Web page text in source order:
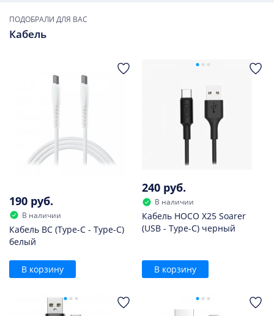
ПОДОБРАЛИ ДЛЯ ВАС
Кабель
190 руб.
В наличии
Кабель BC (Type-C - Type-C)
белый
В корзину
240 руб.
В наличии
Кабель HOCO X25 Soarer
(USB - Type-C) черный
В корзину